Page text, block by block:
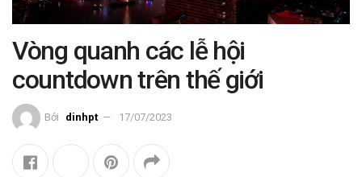
Vòng quanh các lễ hội
countdown trên thế giới
Bởi dinhpt 17/07/2023